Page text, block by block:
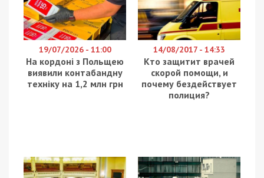
19/07/2026 - 11:00
На кордоні з Польщею
виявили контабандну
техніку на 1,2 млн грн
14/08/2017 - 14:33
Кто защитит врачей
скорой помощи, и
почему бездействует
полиция?